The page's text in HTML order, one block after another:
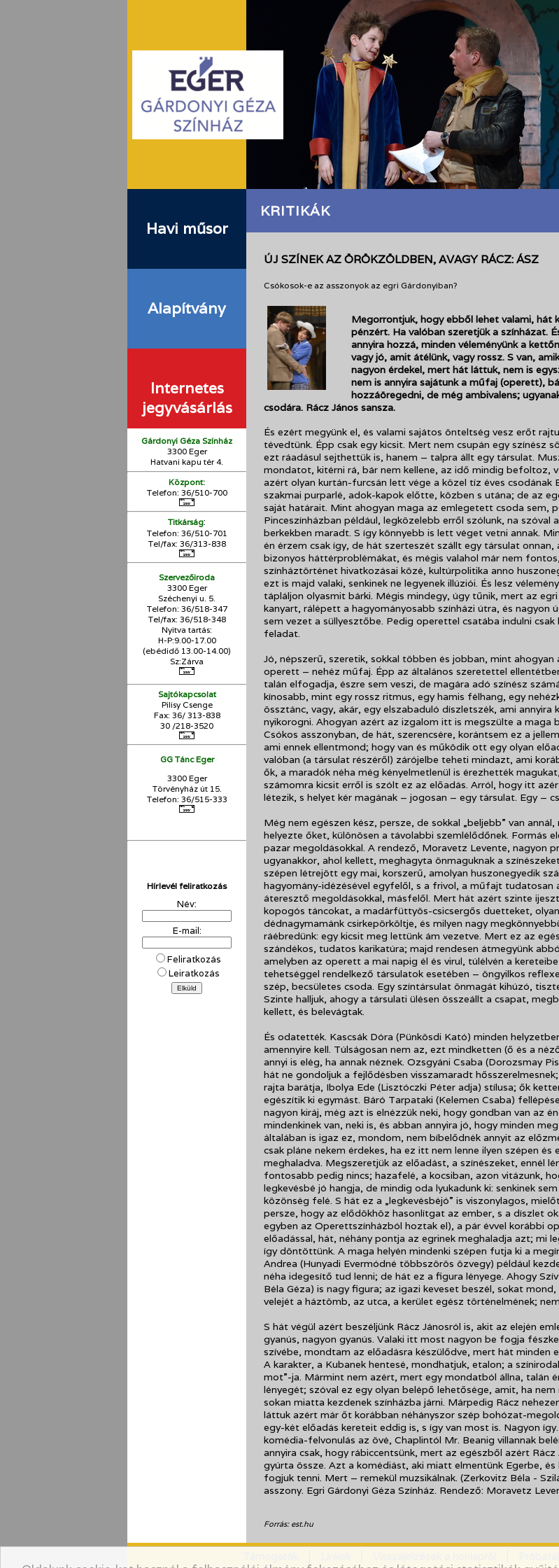
Havi műsor
Alapítvány
Internetes
jegyvásárlás
Gárdonyi Géza Színház
3300 Eger
Hatvani kapu tér 4.
Központ:
Telefon: 36/510-700
Titkárság:
Telefon: 36/510-701
Tel/fax: 36/313-838
Szervezőiroda
3300 Eger
Széchenyi u. 5.
Telefon: 36/518-347
Tel/fax: 36/518-348
Nyitva tartás:
H-P:9.00-17.00
(ebédidő 13.00-14.00)
Sz:Zárva
Sajtókapcsolat
Pilisy Csenge
Fax: 36/ 313-838
30 /218-3520
GG Tánc Eger
3300 Eger
Törvényház út 15.
Telefon: 36/515-333
Hírlevél feliratkozás
Név:
E-mail:
Feliratkozás
Leiratkozás
KRITIKÁK
ÚJ SZÍNEK AZ ÖRÖKZÖLDBEN, AVAGY RÁCZ: ÁSZ
Csókosok-e az asszonyok az egri Gárdonyiban?
Megorrontjuk, hogy ebből lehet valami, hát
pénzért. Ha valóban szeretjük a színházat.
annyira hozzá, minden véleményünk a
vagy jó, amit átélünk, vagy rossz. S van,
nagyon érdekel, mert hát láttuk, nem is
nem is annyira sajátunk a műfaj (operett),
hozzáöregedni, de még ambivalens;
csodára. Rácz János sansza.
És ezért megyünk el, és valami sajátos önteltség vesz erőt
tévedtünk. Épp csak egy kicsit. Mert nem csupán egy színész
ezt ráadásul sejthettük is, hanem – talpra állt egy társulat.
mondatot, kitérni rá, bár nem kellene, az idő mindig befoltoz,
azért olyan kurtán-furcsán lett vége a közel tíz éves csodának
szakmai purparlé, adok-kapok előtte, közben s utána; de az
saját határait. Mint ahogyan maga az emlegetett csoda sem,
Pinceszínházban például, legközelebb erről szólunk, na szóval
berkekben maradt. S így könnyebb is lett véget vetni annak.
én érzem csak így, de hát szerteszét szállt egy társulat
bizonyos háttérproblémákat, és mégis valahol már nem
színháztörténet hivatkozásai közé, kultúrpolitika anno
ezt is majd valaki, senkinek ne legyenek illúziói. És lesz
tápláljon olyasmit bárki. Mégis mindegy, úgy tűnik, mert az
kanyart, rálépett a hagyományosabb színházi útra, és nagyon
sem vezet a süllyesztőbe. Pedig operettel csatába indulni csak
feladat.
Jó, népszerű, szeretik, sokkal többen és jobban, mint ahogyan
operett – nehéz műfaj. Épp az általános szeretettel
talán elfogadja, észre sem veszi, de magára adó színész
kínosabb, mint egy rossz ritmus, egy hamis félhang, egy
össztánc, vagy, akár, egy elszabaduló díszletszék, ami annyira
nyikorogni. Ahogyan azért az izgalom itt is megszülte a maga
Csókos asszonyban, de hát, szerencsére, korántsem ez a
ami ennek ellentmond; hogy van és működik ott egy olyan
valóban (a társulat részéről) zárójelbe teheti mindazt, ami
ők, a maradók néha még kényelmetlenül is érezhették
számomra kicsit erről is szólt ez az előadás. Arról, hogy itt
létezik, s helyet kér magának – jogosan – egy társulat. Egy –
Még nem egészen kész, persze, de sokkal „beljebb” van
helyezte őket, különösen a távolabbi szemlélődőnek. Formás
pazar megoldásokkal. A rendező, Moravetz Levente, nagyon
ugyanakkor, ahol kellett, meghagyta önmaguknak a
szépen létrejött egy mai, korszerű, amolyan huszonegyedik
hagyomány-idézésével egyfelől, s a frivol, a műfajt tudatosan
áteresztő megoldásokkal, másfelől. Mert hát azért szinte
kopogós táncokat, a madárfüttyös-csicsergős duetteket,
dédnagymamánk csirkepörköltje, és milyen nagy
ráébredünk: egy kicsit meg lettünk ám vezetve. Mert ez az
szándékos, tudatos karikatúra; majd rendesen átmegyünk
amelyben az operett a mai napig él és virul, túlélvén a
tehetséggel rendelkező társulatok esetében – öngyilkos
szép, becsületes csoda. Egy színtársulat önmagát kihúzó,
Szinte halljuk, ahogy a társulati ülésen összeállt a csapat,
kellett, és belevágtak.
És odatették. Kascsák Dóra (Pünkösdi Kató) minden
amennyire kell. Túlságosan nem az, ezt mindketten (ő és a
annyi is elég, ha annak néznek. Ozsgyáni Csaba (Dorozsmay
hát ne gondoljuk a fejlődésben visszamaradt
rajta barátja, Ibolya Ede (Lisztóczki Péter adja) stílusa; ők
egészítik ki egymást. Báró Tarpataki (Kelemen Csaba)
nagyon kiráj, még azt is elnézzük neki, hogy gondban van az
mindenkinek van, neki is, és abban annyira jó, hogy minden
általában is igaz ez, mondom, nem bíbelődnék annyit az
csak pláne nekem érdekes, ha ez itt nem lenne ilyen szépen és
meghaladva. Megszeretjük az előadást, a színészeket, ennél
fontosabb pedig nincs; hazafelé, a kocsiban, azon vitázunk,
legkevésbé jó hangja, de mindig oda lyukadunk ki: senkinek
közönség felé. S hát ez a „legkevésbéjó” is viszonylagos,
persze, hogy az elődökhöz hasonlítgat az ember, s a díszlet
egyben az Operettszínházból hoztak el), a pár évvel korábbi
előadással, hát, néhány pontja az egrinek meghaladja azt; mi
így döntöttünk. A maga helyén mindenki szépen futja ki a
Andrea (Hunyadi Evermódné többszörös özvegy) például
néha idegesítő tud lenni; de hát ez a figura lényege. Ahogy
Béla Géza) is nagy figura; az igazi keveset beszél, sokat
velejét a háztömb, az utca, a kerület egész történelmének;
S hát végül azért beszéljünk Rácz Jánosról is, akit az elején
gyanús, nagyon gyanús. Valaki itt most nagyon be fogja
szívébe, mondtam az előadásra készülődve, mert hát minden
A karakter, a Kubanek hentesé, mondhatjuk, etalon; a
mot”-ja. Mármint nem azért, mert egy mondatból állna, talán
lényegét; szóval ez egy olyan belépő lehetősége, amit, ha nem
sokan miatta kezdenek színházba járni. Márpedig Rácz
láttuk azért már őt korábban néhányszor szép bohózat-
egy-két előadás kereteit eddig is, s így van most is. Nagyon
komédia-felvonulás az övé, Chaplintól Mr. Beanig villannak
annyira csak, hogy rábiccentsünk, mert az egészből azért
gyúrta össze. Azt a komédiást, aki miatt elmentünk Egerbe,
fogjuk tenni. Mert – remekül muzsikálnak. (Zerkovitz Béla -
asszony. Egri Gárdonyi Géza Színház. Rendező: Moravetz
Forrás: est.hu